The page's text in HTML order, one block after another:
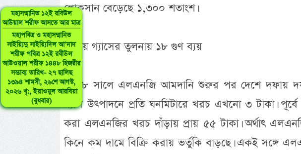
মহাসম্মানিত ১২ই রবিউল
আউয়াল শরীফ আসতে আর মাত্র
মহাপবিত্র ও মহাসম্মানিত
সাইয়্যিদু সাইয়্যিদিল আ’দাদ
শরীফ পবিত্র ১২ই রবীউল
আউওয়াল শরীফ ১৪৪৮ হিজরীর
সম্ভাব্য তারিখ- ২৭ ছালিছ
১৩৯৪ শামসী, ২৬শে আগস্ট,
২০২৬ খৃ:, ইয়াওমুল আরবিয়া
(বুধবার)
লোকসান বেড়েছে ১,৩০০ শতাংশ।
দেশীয় গ্যাসের তুলনায় ১৮ গুণ ব্যয়
২০১৮ সালে এলএনজি আমদানি শুরুর পর দেশে দফায়
গ্যাস উৎপাদনে প্রতি ঘনমিটারে খরচ এখনো ৩ টাকা।
করা এলএনজির খরচ দাঁড়ায় প্রায় ৫৫ টাকা। অর্থাৎ
কিনে কম দামে বিক্রি করায় ভর্তুকি বাড়ছে। একই সঙ্গে